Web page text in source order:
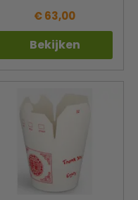
€ 63,00
Bekijken